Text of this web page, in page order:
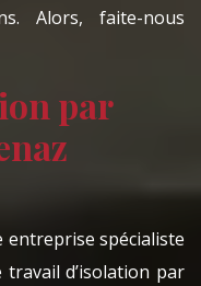
Alors, faite-nous
par
spécialiste
d’isolation par